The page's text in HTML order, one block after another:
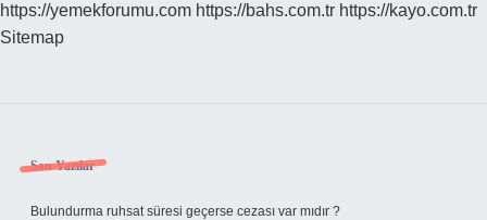
https://yemekforumu.com https://bahs.com.tr https://kayo.com.tr
Sitemap
Sidebar
Son Yazılar
Bulundurma ruhsat süresi geçerse cezası var mıdır ?